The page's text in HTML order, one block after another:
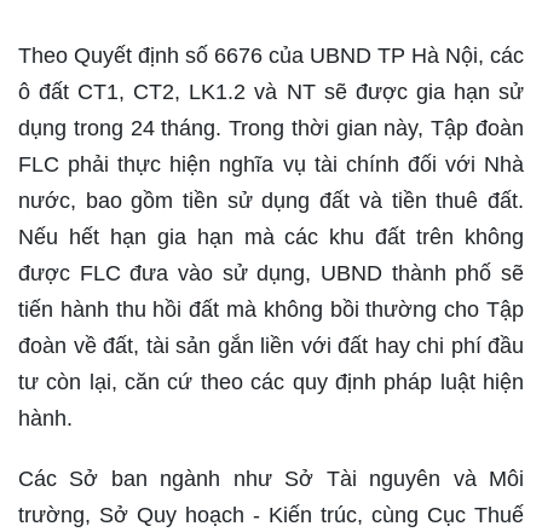
Theo Quyết định số 6676 của UBND TP Hà Nội, các
ô đất CT1, CT2, LK1.2 và NT sẽ được gia hạn sử
dụng trong 24 tháng. Trong thời gian này, Tập đoàn
FLC phải thực hiện nghĩa vụ tài chính đối với Nhà
nước, bao gồm tiền sử dụng đất và tiền thuê đất.
Nếu hết hạn gia hạn mà các khu đất trên không
được FLC đưa vào sử dụng, UBND thành phố sẽ
tiến hành thu hồi đất mà không bồi thường cho Tập
đoàn về đất, tài sản gắn liền với đất hay chi phí đầu
tư còn lại, căn cứ theo các quy định pháp luật hiện
hành.
Các Sở ban ngành như Sở Tài nguyên và Môi
trường, Sở Quy hoạch - Kiến trúc, cùng Cục Thuế